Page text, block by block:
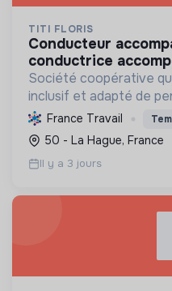
TITI FLORIS
conducteur accompagnateur /
conductrice
Société coopérative
inclusif et adapté de
l'insertion et l'emploi
mobilité durable et des
France Travail
50 - La Hague, France
Il y a 3 jours